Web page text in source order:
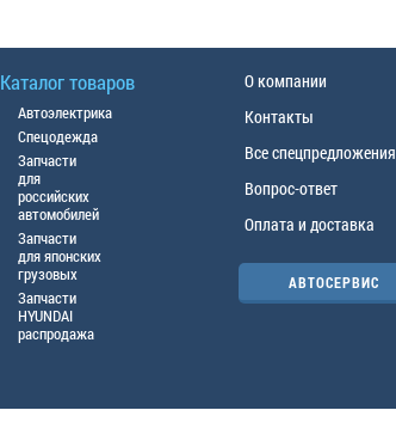
Каталог товаров
Автоэлектрика
Спецодежда
Запчасти
для
российских
автомобилей
Запчасти
для японских
грузовых
Запчасти
HYUNDAI
распродажа
О компании
Контакты
Все спецпредложения
Вопрос-ответ
Оплата и доставка
АВТОСЕРВИС